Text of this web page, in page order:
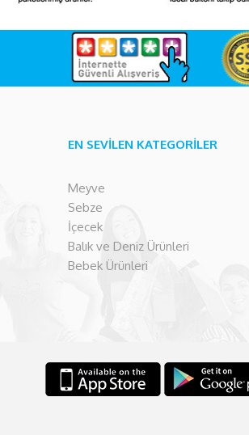
EN SEVİLEN KATEGORİLER
Meyve
Sebze
İçecek
Balık ve Deniz Ürünleri
Bebek Ürünleri